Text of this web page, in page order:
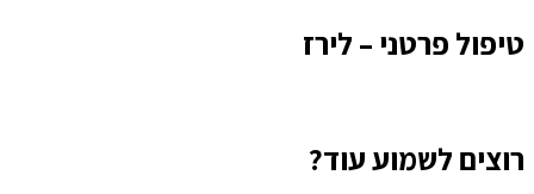
טיפול פרטני – לירז
רוצים לשמוע עוד?